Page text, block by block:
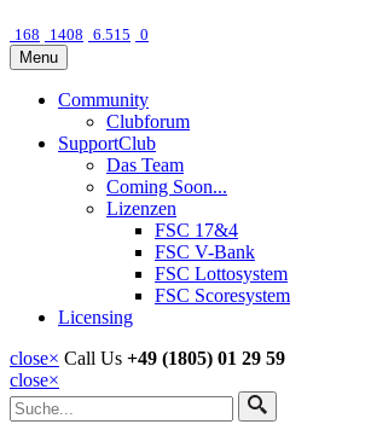
168 1408 6.515 0
Menu
Community
Clubforum
SupportClub
Das Team
Coming Soon...
Lizenzen
FSC 17&4
FSC V-Bank
FSC Lottosystem
FSC Scoresystem
Licensing
close× Call Us +49 (1805) 01 29 59
close×